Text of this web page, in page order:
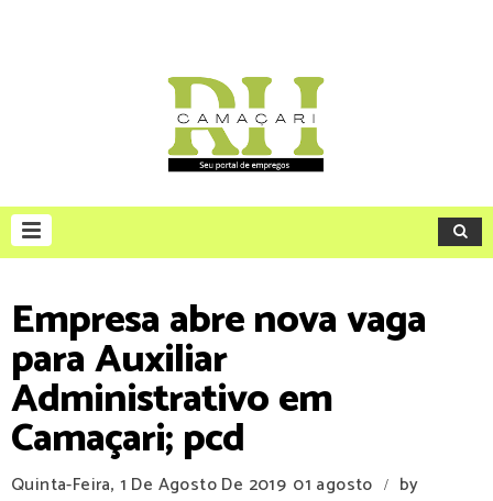
Empresa abre nova vaga
para Auxiliar
Administrativo em
Camaçari; pcd
Quinta-Feira, 1 De Agosto De 2019 01 agosto /
by